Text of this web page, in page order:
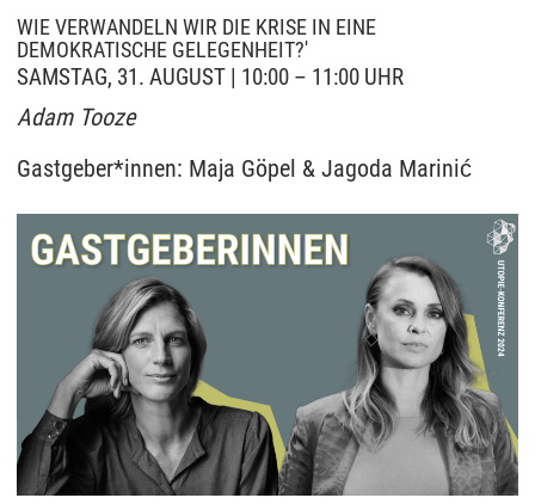
WIE VERWANDELN WIR DIE KRISE IN EINE
DEMOKRATISCHE GELEGENHEIT?'
SAMSTAG, 31. AUGUST | 10:00 – 11:00 UHR
Adam Tooze
Gastgeber*innen: Maja Göpel & Jagoda Marinić